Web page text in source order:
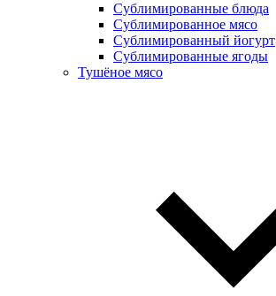
Сублимированные блюда
Cублимированное мясо
Сублимированный йогурт
Сублимированные ягоды
Тушёное мясо